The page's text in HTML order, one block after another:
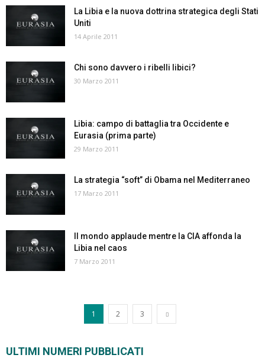
La Libia e la nuova dottrina strategica degli Stati
Uniti
14 Aprile 2011
Chi sono davvero i ribelli libici?
30 Marzo 2011
Libia: campo di battaglia tra Occidente e
Eurasia (prima parte)
29 Marzo 2011
La strategia “soft” di Obama nel Mediterraneo
17 Marzo 2011
Il mondo applaude mentre la CIA affonda la
Libia nel caos
7 Marzo 2011
1 2 3
ULTIMI NUMERI PUBBLICATI